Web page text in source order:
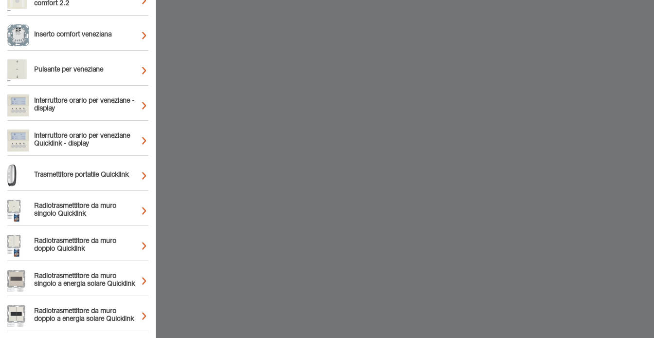
comfort 2.2
Inserto comfort veneziana
Pulsante per veneziane
Interruttore orario per veneziane -
display
Interruttore orario per veneziane
Quicklink - display
Trasmettitore portatile Quicklink
Radiotrasmettitore da muro
singolo Quicklink
Radiotrasmettitore da muro
doppio Quicklink
Radiotrasmettitore da muro
singolo a energia solare Quicklink
Radiotrasmettitore da muro
doppio a energia solare Quicklink